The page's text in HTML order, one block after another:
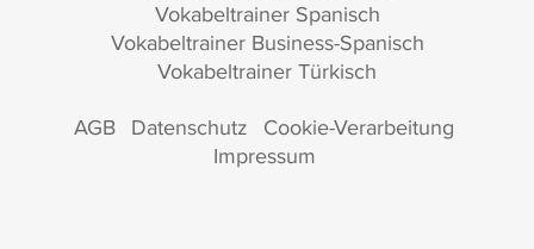
Vokabeltrainer Spanisch
Vokabeltrainer Business-Spanisch
Vokabeltrainer Türkisch
AGB Datenschutz Cookie-Verarbeitung
Impressum